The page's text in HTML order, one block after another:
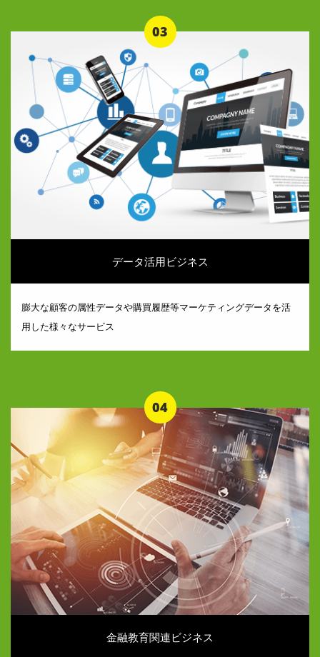
03
データ活用ビジネス
膨大な顧客の属性データや購買履歴等マーケティングデータを活
用した様々なサービス
04
金融教育関連ビジネス